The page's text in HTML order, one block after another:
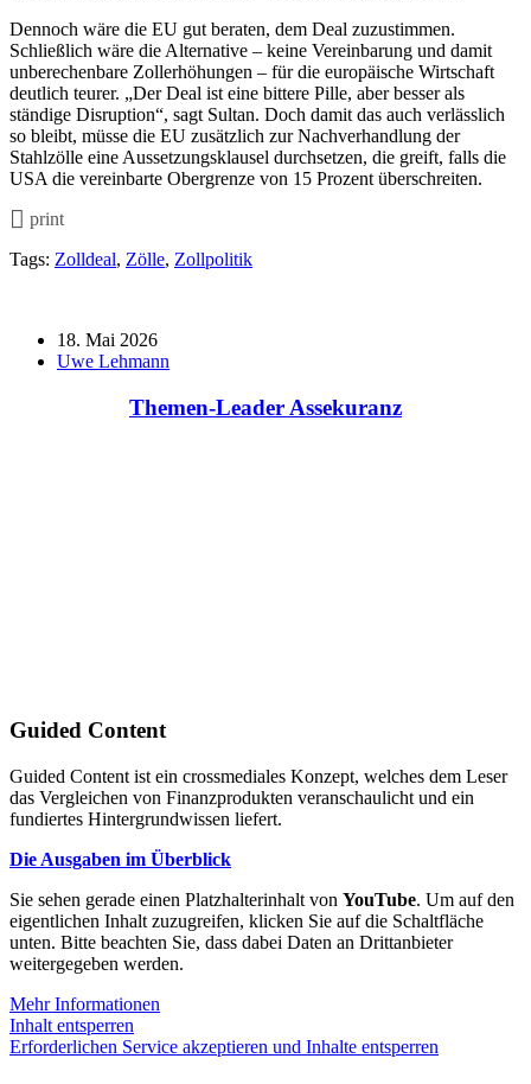
Dennoch wäre die EU gut beraten, dem Deal zuzustimmen.
Schließlich wäre die Alternative – keine Vereinbarung und damit
unberechenbare Zollerhöhungen – für die europäische Wirtschaft
deutlich teurer. „Der Deal ist eine bittere Pille, aber besser als
ständige Disruption“, sagt Sultan. Doch damit das auch verlässlich
so bleibt, müsse die EU zusätzlich zur Nachverhandlung der
Stahlzölle eine Aussetzungsklausel durchsetzen, die greift, falls die
USA die vereinbarte Obergrenze von 15 Prozent überschreiten.
print
Tags: Zolldeal, Zölle, Zollpolitik
18. Mai 2026
Uwe Lehmann
Themen-Leader Assekuranz
Guided Content
Guided Content ist ein crossmediales Konzept, welches dem Leser
das Vergleichen von Finanzprodukten veranschaulicht und ein
fundiertes Hintergrundwissen liefert.
Die Ausgaben im Überblick
Sie sehen gerade einen Platzhalterinhalt von YouTube. Um auf den
eigentlichen Inhalt zuzugreifen, klicken Sie auf die Schaltfläche
unten. Bitte beachten Sie, dass dabei Daten an Drittanbieter
weitergegeben werden.
Mehr Informationen
Inhalt entsperren
Erforderlichen Service akzeptieren und Inhalte entsperren